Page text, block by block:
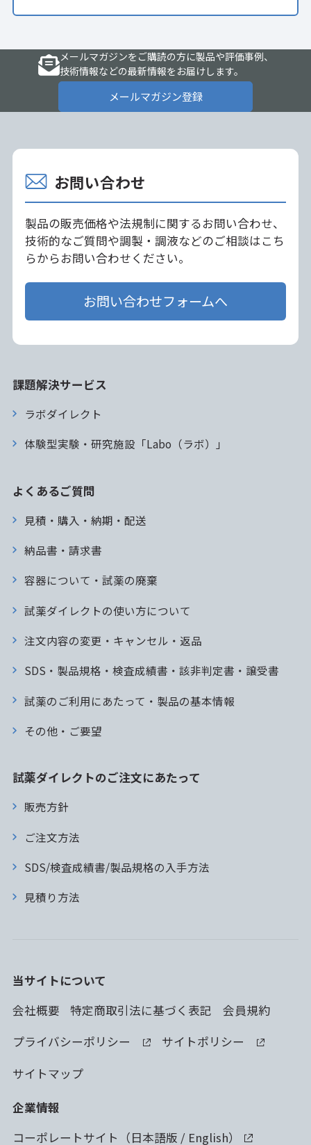
メールマガジンをご購読の方に製品や評価事例、
技術情報などの最新情報をお届けします。
メールマガジン登録
お問い合わせ
製品の販売価格や法規制に関するお問い合わせ、
技術的なご質問や調製・調液などのご相談はこち
らからお問い合わせください。
お問い合わせフォームへ
課題解決サービス
ラボダイレクト
体験型実験・研究施設「Labo（ラボ）」
よくあるご質問
見積・購入・納期・配送
納品書・請求書
容器について・試薬の廃棄
試薬ダイレクトの使い方について
注文内容の変更・キャンセル・返品
SDS・製品規格・検査成績書・該非判定書・譲受書
試薬のご利用にあたって・製品の基本情報
その他・ご要望
試薬ダイレクトのご注文にあたって
販売方針
ご注文方法
SDS/検査成績書/製品規格の入手方法
見積り方法
当サイトについて
会社概要
特定商取引法に基づく表記
会員規約
プライバシーポリシー
サイトポリシー
サイトマップ
企業情報
コーポレートサイト（日本語版 / English）